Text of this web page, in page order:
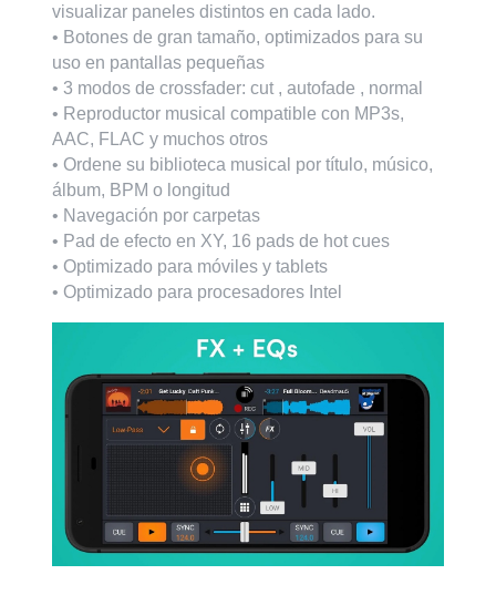
visualizar paneles distintos en cada lado.
• Botones de gran tamaño, optimizados para su
uso en pantallas pequeñas
• 3 modos de crossfader: cut , autofade , normal
• Reproductor musical compatible con MP3s,
AAC, FLAC y muchos otros
• Ordene su biblioteca musical por título, músico,
álbum, BPM o longitud
• Navegación por carpetas
• Pad de efecto en XY, 16 pads de hot cues
• Optimizado para móviles y tablets
• Optimizado para procesadores Intel